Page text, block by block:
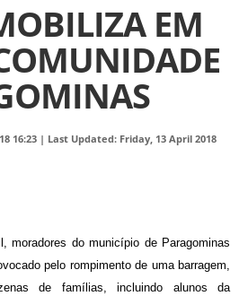
EM
16:23 | Last Updated: Friday, 13 April 2018
moradores do município de Paragominas
pelo rompimento de uma barragem,
de famílias, incluindo alunos da